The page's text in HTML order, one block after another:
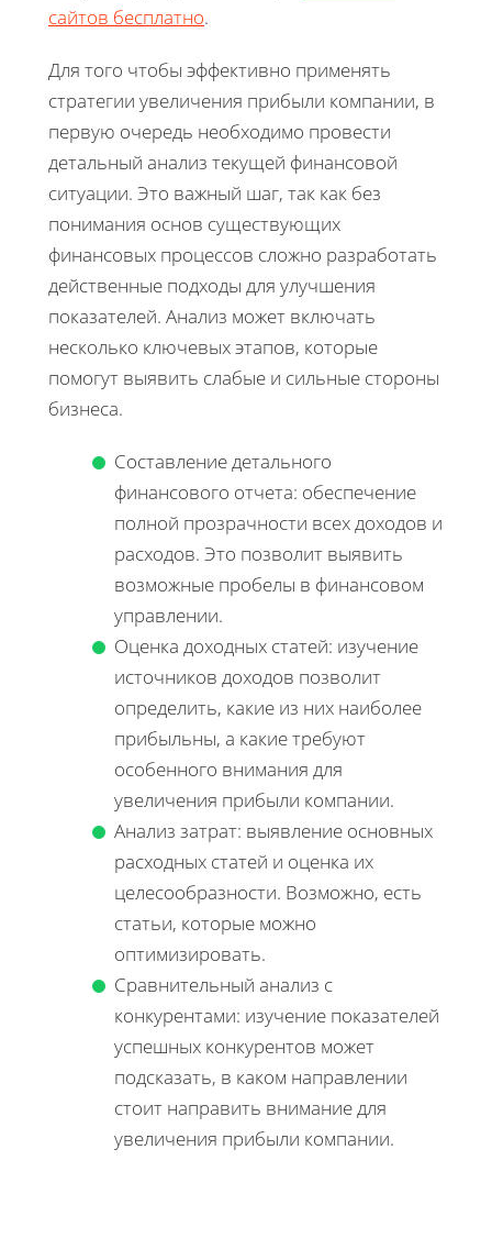
сайтов бесплатно.
Для того чтобы эффективно применять
стратегии увеличения прибыли компании, в
первую очередь необходимо провести
детальный анализ текущей финансовой
ситуации. Это важный шаг, так как без
понимания основ существующих
финансовых процессов сложно разработать
действенные подходы для улучшения
показателей. Анализ может включать
несколько ключевых этапов, которые
помогут выявить слабые и сильные стороны
бизнеса.
Составление детального
финансового отчета: обеспечение
полной прозрачноcти всех доходов и
расходов. Это позволит выявить
возможные пробелы в финансовом
управлении.
Оценка доходных статей: изучение
источников доходов позволит
определить, какие из них наиболее
прибыльны, а какие требуют
особенного внимания для
увеличения прибыли компании.
Анализ затрат: выявление основных
расходных статей и оценка их
целесообразности. Возможно, есть
статьи, которые можно
оптимизировать.
Сравнительный анализ с
конкурентами: изучение показателей
успешных конкурентов может
подсказать, в каком направлении
стоит направить внимание для
увеличения прибыли компании.